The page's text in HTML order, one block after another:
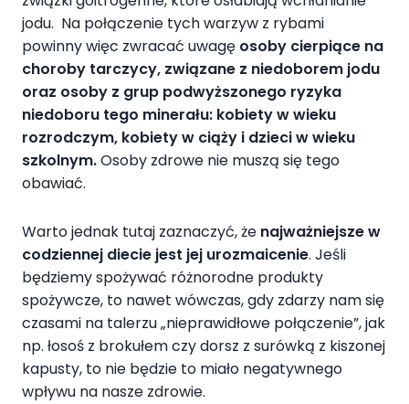
jodu. Na połączenie tych warzyw z rybami
powinny więc zwracać uwagę osoby cierpiące na
choroby tarczycy, związane z niedoborem jodu
oraz osoby z grup podwyższonego ryzyka
niedoboru tego minerału: kobiety w wieku
rozrodczym, kobiety w ciąży i dzieci w wieku
szkolnym.Osoby zdrowe nie muszą się tego
obawiać.
Warto jednak tutaj zaznaczyć, że najważniejsze w
codziennej diecie jest jej urozmaicenie. Jeśli
będziemy spożywać różnorodne produkty
spożywcze, to nawet wówczas, gdy zdarzy nam się
czasami na talerzu „nieprawidłowe połączenie”, jak
np. łosoś z brokułem czy dorsz z surówką z kiszonej
kapusty, to nie będzie to miało negatywnego
wpływu na nasze zdrowie.